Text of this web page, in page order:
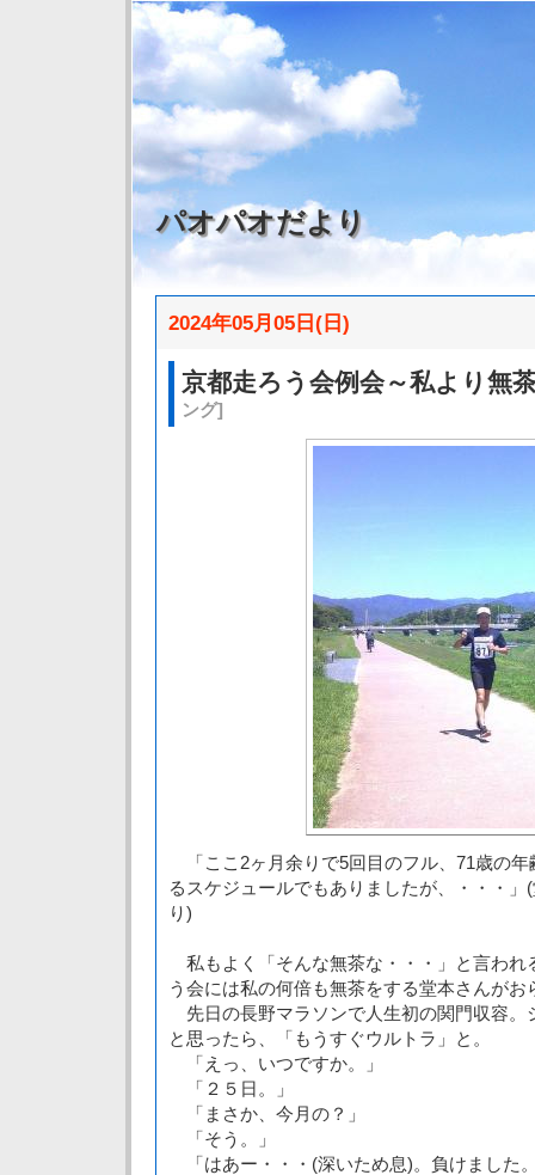
パオパオだより
2024年05月05日(日)
京都走ろう会例会～私より無
ング]
「ここ2ヶ月余りで5回目のフル、71歳の年
るスケジュールでもありましたが、・・・」
り)
私もよく「そんな無茶な・・・」と言われ
う会には私の何倍も無茶をする堂本さんがお
先日の長野マラソンで人生初の関門収容。
と思ったら、「もうすぐウルトラ」と。
「えっ、いつですか。」
「２５日。」
「まさか、今月の？」
「そう。」
「はあー・・・(深いため息)。負けました